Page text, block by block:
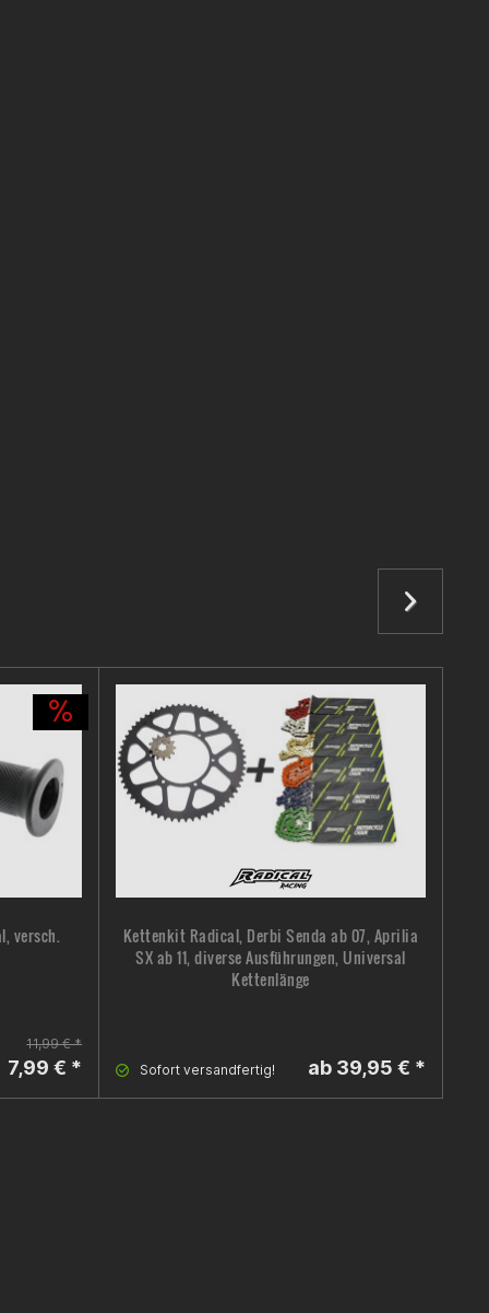
versch.
11,99 € *
7,99 € *
Kettenkit Radical, Derbi Senda ab 07, Aprilia
SX ab 11, diverse Ausführungen, Universal
Kettenlänge
Sofort versandfertig! ab 39,95 € *